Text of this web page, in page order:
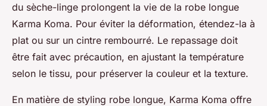
du sèche-linge prolongent la vie de la robe longue
Karma Koma. Pour éviter la déformation, étendez-la à
plat ou sur un cintre rembourré. Le repassage doit
être fait avec précaution, en ajustant la température
selon le tissu, pour préserver la couleur et la texture.
En matière de styling robe longue, Karma Koma offre